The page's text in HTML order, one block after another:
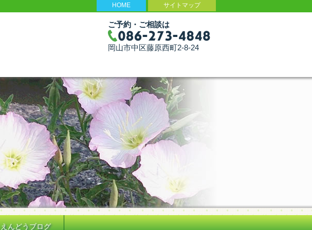
HOME サイトマップ
ご予約・ご相談は
岡山市中区藤原西町2-8-24
えんどうブログ